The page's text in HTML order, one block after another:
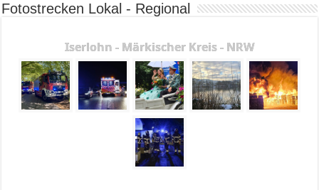
Fotostrecken Lokal - Regional
Iserlohn - Märkischer Kreis - NRW